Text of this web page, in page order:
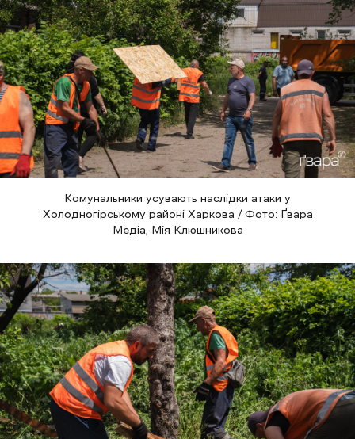
Комунальники усувають наслідки атаки у
Холодногірському районі Харкова / Фото: Ґвара
Медіа, Мія Клюшникова